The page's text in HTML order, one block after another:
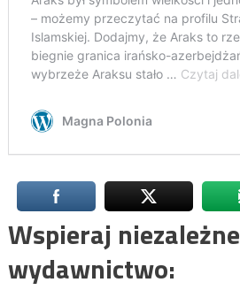
Wspieraj niezależne
wydawnictwo: